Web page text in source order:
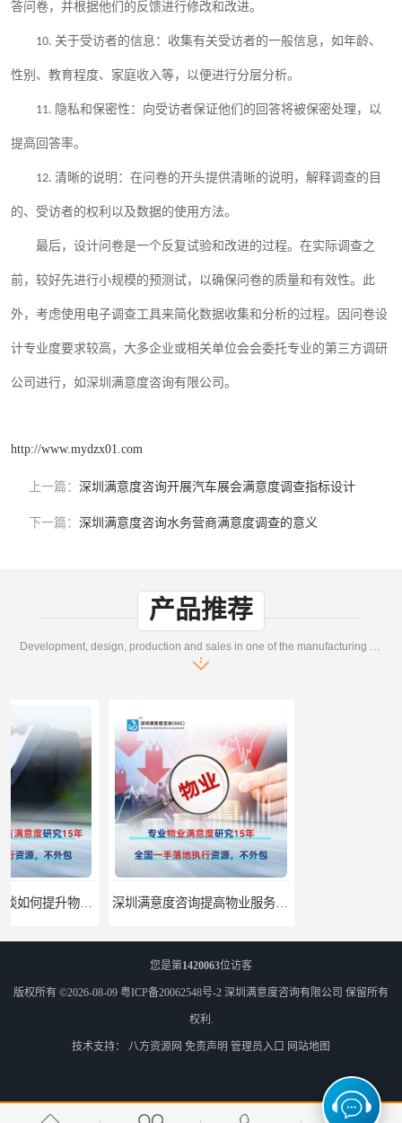
答问卷，并根据他们的反馈进行修改和改进。
10. 关于受访者的信息：收集有关受访者的一般信息，如年龄、
性别、教育程度、家庭收入等，以便进行分层分析。
11. 隐私和保密性：向受访者保证他们的回答将被保密处理，以
提高回答率。
12. 清晰的说明：在问卷的开头提供清晰的说明，解释调查的目
的、受访者的权利以及数据的使用方法。
最后，设计问卷是一个反复试验和改进的过程。在实际调查之
前，较好先进行小规模的预测试，以确保问卷的质量和有效性。此
外，考虑使用电子调查工具来简化数据收集和分析的过程。 因问卷设
计专业度要求较高 ， 大多企业或相关单位会会委托专业的第三方调研
公司进行， 如深圳满意度咨询有限公司。
http://www.mydzx01.com
上一篇： 深圳满意度咨询开展汽车展会满意度调查指标设计
下一篇： 深圳满意度咨询水务营商满意度调查的意义
产品推荐
Development, design, production and sales in one of the manufacturing enterprises
深圳满意度咨询提高物业服务满意度调查方案
您是第1420063位访客
版权所有 ©2026-08-09 粤ICP备20062548号-2 深圳满意度咨询有限公司 保留所有
权利.
技术支持： 八方资源网 免责声明 管理员入口 网站地图